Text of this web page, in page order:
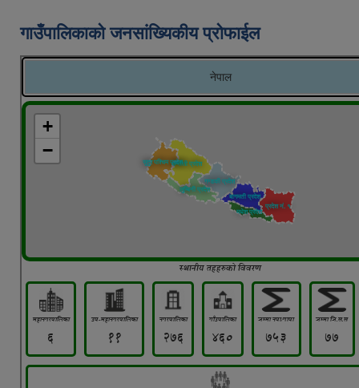
गाउँपालिकाको जनसांख्यिकीय प्रोफाईल